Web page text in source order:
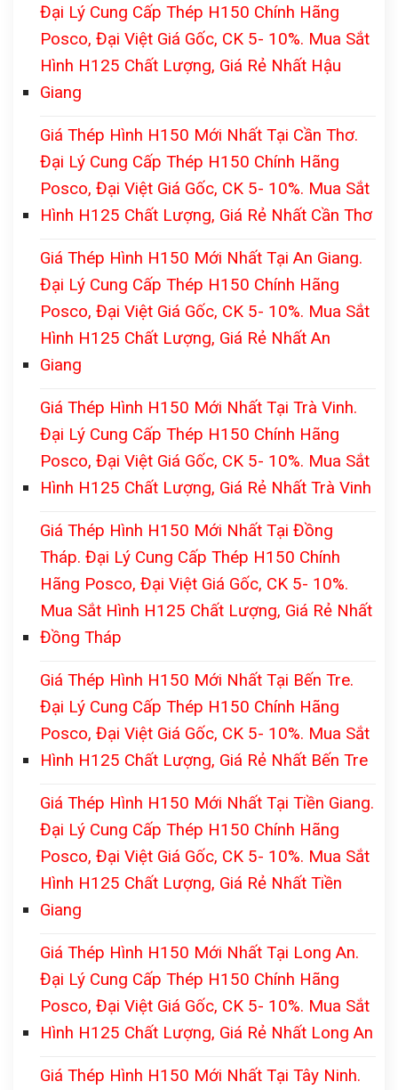
Đại Lý Cung Cấp Thép H150 Chính Hãng
Posco, Đại Việt Giá Gốc, CK 5- 10%. Mua Sắt
Hình H125 Chất Lượng, Giá Rẻ Nhất Hậu
Giang
Giá Thép Hình H150 Mới Nhất Tại Cần Thơ.
Đại Lý Cung Cấp Thép H150 Chính Hãng
Posco, Đại Việt Giá Gốc, CK 5- 10%. Mua Sắt
Hình H125 Chất Lượng, Giá Rẻ Nhất Cần Thơ
Giá Thép Hình H150 Mới Nhất Tại An Giang.
Đại Lý Cung Cấp Thép H150 Chính Hãng
Posco, Đại Việt Giá Gốc, CK 5- 10%. Mua Sắt
Hình H125 Chất Lượng, Giá Rẻ Nhất An
Giang
Giá Thép Hình H150 Mới Nhất Tại Trà Vinh.
Đại Lý Cung Cấp Thép H150 Chính Hãng
Posco, Đại Việt Giá Gốc, CK 5- 10%. Mua Sắt
Hình H125 Chất Lượng, Giá Rẻ Nhất Trà Vinh
Giá Thép Hình H150 Mới Nhất Tại Đồng
Tháp. Đại Lý Cung Cấp Thép H150 Chính
Hãng Posco, Đại Việt Giá Gốc, CK 5- 10%.
Mua Sắt Hình H125 Chất Lượng, Giá Rẻ Nhất
Đồng Tháp
Giá Thép Hình H150 Mới Nhất Tại Bến Tre.
Đại Lý Cung Cấp Thép H150 Chính Hãng
Posco, Đại Việt Giá Gốc, CK 5- 10%. Mua Sắt
Hình H125 Chất Lượng, Giá Rẻ Nhất Bến Tre
Giá Thép Hình H150 Mới Nhất Tại Tiền Giang.
Đại Lý Cung Cấp Thép H150 Chính Hãng
Posco, Đại Việt Giá Gốc, CK 5- 10%. Mua Sắt
Hình H125 Chất Lượng, Giá Rẻ Nhất Tiền
Giang
Giá Thép Hình H150 Mới Nhất Tại Long An.
Đại Lý Cung Cấp Thép H150 Chính Hãng
Posco, Đại Việt Giá Gốc, CK 5- 10%. Mua Sắt
Hình H125 Chất Lượng, Giá Rẻ Nhất Long An
Giá Thép Hình H150 Mới Nhất Tại Tây Ninh.